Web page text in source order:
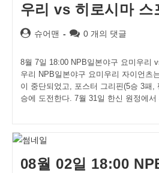
우리 vs 히로시마 스
Post슈어맨
Post0 개의 댓글
8월 7일 18:00 NPB일본야구 요미우리
우리 NPB일본야구 요미우리 자이언츠
이 중단되었고, 포스터 그리핀(5승 3패,
승에 도전한다. 7월 31일 한신 원정에서
08월 02일 18:00